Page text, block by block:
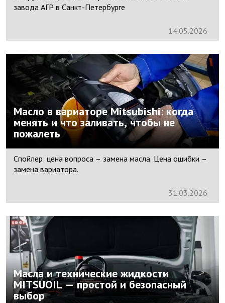
завода АГР в Санкт-Петербурге
14.05.2026
Масло в вариаторе Mitsubishi: когда
менять и что заливать, чтобы не
пожалеть
Спойлер: цена вопроса – замена масла. Цена ошибки –
замена вариатора.
31.03.2026
Масла и технические жидкости
MITSUOIL — простой и безопасный
выбор